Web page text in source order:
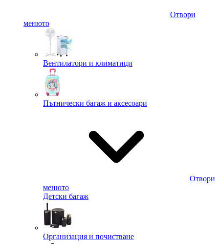
Отвори
менюто
Вентилатори и климатици
Пътнически багаж и аксесоари
Отвори
менюто
Детски багаж
Организация и почистване